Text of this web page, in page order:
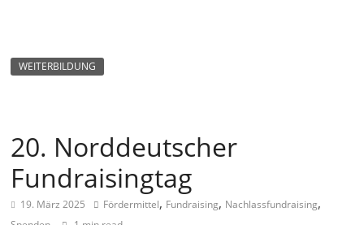
g
n
f
r
WEITERBILDUNG
20. Norddeutscher
Fundraisingtag
19. März 2025 Fördermittel, Fundraising, Nachlassfundraising,